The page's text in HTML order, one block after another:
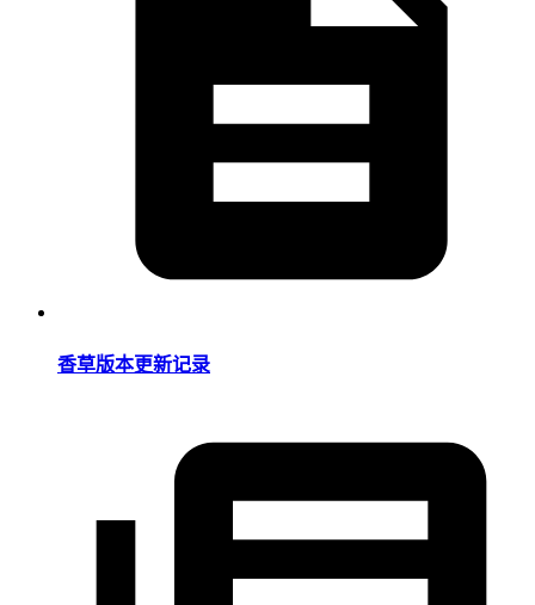
香草版本更新记录